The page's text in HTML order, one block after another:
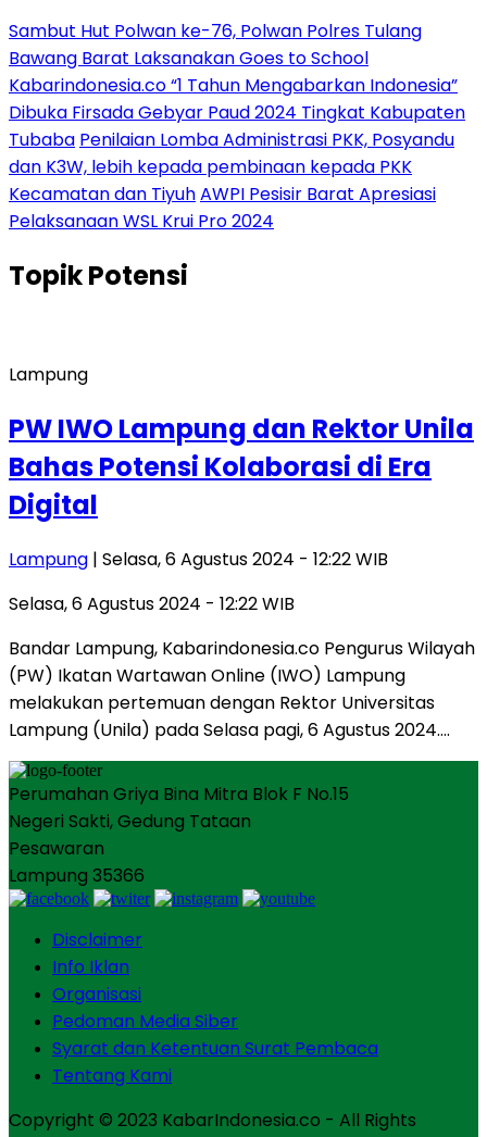
Sambut Hut Polwan ke-76, Polwan Polres Tulang
Bawang Barat Laksanakan Goes to School
Kabarindonesia.co “1 Tahun Mengabarkan Indonesia”
Dibuka Firsada Gebyar Paud 2024 Tingkat Kabupaten
Tubaba Penilaian Lomba Administrasi PKK, Posyandu
dan K3W, lebih kepada pembinaan kepada PKK
Kecamatan dan TiyuhAWPI Pesisir Barat Apresiasi
Pelaksanaan WSL Krui Pro 2024
TopikPotensi
Lampung
PW IWO Lampung dan Rektor Unila
Bahas Potensi Kolaborasi di Era
Digital
Lampung | Selasa, 6 Agustus 2024 - 12:22 WIB
Selasa, 6 Agustus 2024 - 12:22 WIB
Bandar Lampung, Kabarindonesia.co Pengurus Wilayah
(PW) Ikatan Wartawan Online (IWO) Lampung
melakukan pertemuan dengan Rektor Universitas
Lampung (Unila) pada Selasa pagi, 6 Agustus 2024….
Perumahan Griya Bina Mitra Blok F No.15
Negeri Sakti, Gedung Tataan
Pesawaran
Lampung 35366
Disclaimer
Info Iklan
Organisasi
Pedoman Media Siber
Syarat dan Ketentuan Surat Pembaca
Tentang Kami
Copyright © 2023 KabarIndonesia.co - All Rights